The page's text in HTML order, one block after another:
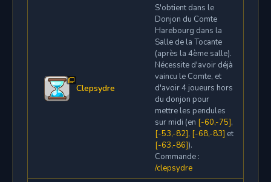
Clepsydre
S'obtient dans le
Donjon du Comte
Harebourg dans la
Salle de la Tocante
(après la 4ème salle).
Nécessite d'avoir déjà
vaincu le Comte, et
d'avoir 4 joueurs hors
du donjon pour
mettre les pendules
sur midi (en [-60,-75],
[-53,-82], [-68,-83] et
[-63,-86]).
Commande :
/clepsydre